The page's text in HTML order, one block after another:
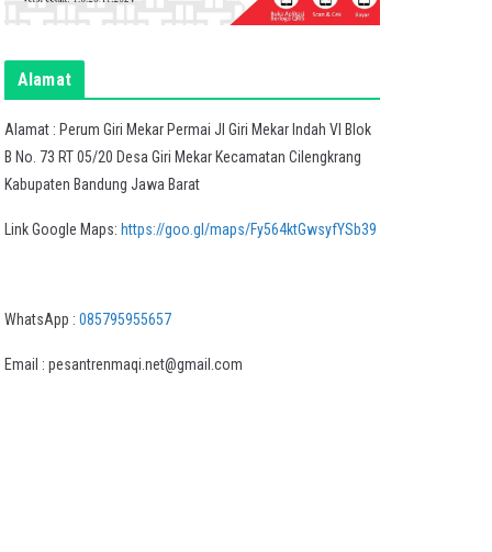
Alamat
Alamat : Perum Giri Mekar Permai Jl Giri Mekar Indah VI Blok
B No. 73 RT 05/20 Desa Giri Mekar Kecamatan Cilengkrang
Kabupaten Bandung Jawa Barat
Link Google Maps: https://goo.gl/maps/Fy564ktGwsyfYSb39
WhatsApp : 085795955657
Email : pesantrenmaqi.net@gmail.com